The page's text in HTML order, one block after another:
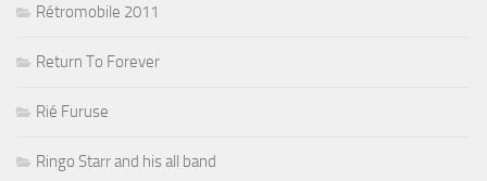
Rétromobile 2011
Return To Forever
Rié Furuse
Ringo Starr and his all band